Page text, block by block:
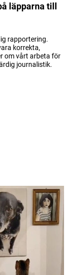
läpparna till
rapportering.
korrekta,
om vårt arbeta för
journalistik.